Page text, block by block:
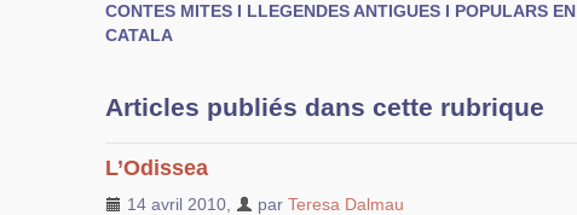
CONTES MITES I LLEGENDES ANTIGUES I POPULARS EN
CATALA
Articles publiés dans cette rubrique
L’Odissea
14 avril 2010 par Teresa Dalmau